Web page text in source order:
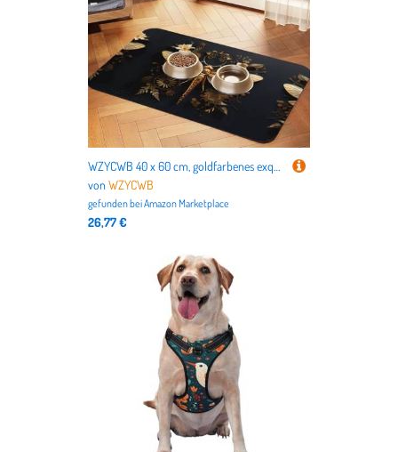
WZYCWB 40 x 60 cm, goldfarbenes exquisites Libellenmuster, Haustier-Tischset, Futtermatte – für Katzen- und Hunde-Futternapf-Matten, faltbar und einfach zu verstauen
vonWZYCWB
gefunden beiAmazon Marketplace
26,77 €